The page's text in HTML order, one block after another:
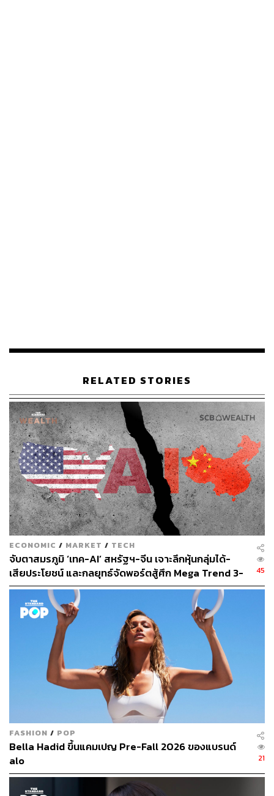
อัตราส่วนราคาต่อรายได้ของราคาบ้านเฉลี่ยหารด้วยรายได้
เฉลี่ยของครัวเรือน โดยเชื่อมโยงการเพิ่มขึ้นของการทำงาน
จากที่บ้านในช่วงวิกฤตโควิดระบาดที่เกิด Demand Shock
ขณะที่บ้านนอกใจกลางเมืองซึ่งมีพื้นที่ภายนอกมากขึ้นก็ยัง
คงมีราคาแพง อันเป็นผลมาจากนโยบายการใช้ที่ดิน ซึ่งรวม
ถึงการจำกัดพื้นที่ในเมือง ซึ่งเป็นการวางแผนประเภทหนึ่งที่
ออกแบบมาเพื่อหยุดยั้งการขยายตัวของเมือง
รายงานระบุว่า ชนชั้นกลางตกอยู่ภายใต้การปิดล้อม สาเหตุ
หลักมาจากการเพิ่มขึ้นของราคาที่ดิน เนื่องจากที่ดินได้รับ
การจัดสรรเพื่อลดการขยายตัวของเมือง และอุปสงค์ที่มาก
เกินอุปทานทำให้ราคาสูงขึ้น
นอกจากนี้ ราคาบ้านและที่ดินของหลายประเทศทั่วโลกยัง
ปรับตัวสูงขึ้น เนื่องจากมีนักลงทุนส่วนหนึ่งกระโดดเข้ามาหา
ช่องทางลงทุนทำกำไรในตลาดอสังหาริมทรัพย์
ทั้งนี้ 10 เมืองที่มีราคาที่อยู่อาศัยแพงที่สุดในโลกได้แก่
ฮ่องกง
ซิดนีย์
แวนคูเวอร์
โฮโนลูลู
เมลเบิร์น
ซานฟรานซิสโก / แอดิเลด
ซานดิเอโก
โทรอนโต
RELATED STORIES
ECONOMIC / MARKET / TECH
จับตาสมรภูมิ ‘เทค-AI’ สหรัฐฯ-จีน เจาะลึกหุ้นกลุ่มได้-
เสียประโยชน์ และกลยุทธ์จัดพอร์ตสู้ศึก Mega Trend 3-
5 ปีข้างหน้า
45
FASHION / POP
Bella Hadid ขึ้นแคมเปญ Pre-Fall 2026 ของแบรนด์
alo
21